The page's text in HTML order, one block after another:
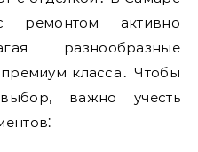
ремонтом активно
разнообразные
класса․ Чтобы
важно учесть